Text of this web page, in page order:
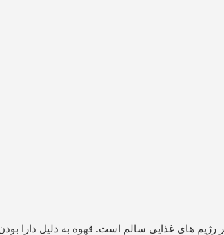
رژیم های غذایی سالم است. قهوه به دلیل دارا